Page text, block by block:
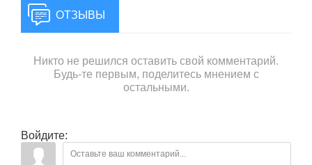
ОТЗЫВЫ
Никто не решился оставить свой комментарий.
Будь-те первым, поделитесь мнением с
остальными.
Войдите: